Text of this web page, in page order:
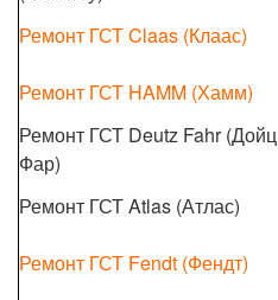
Ремонт ГСТ Claas (Клаас)
Ремонт ГСТ HAMM (Хамм)
Ремонт ГСТ Deutz Fahr (Дойц
Фар)
Ремонт ГСТ Atlas (Атлас)
Ремонт ГСТ Fendt (Фендт)